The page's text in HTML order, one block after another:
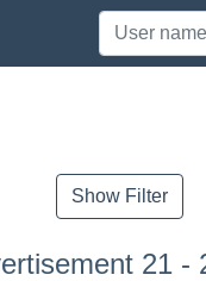
Show Filter
21 -